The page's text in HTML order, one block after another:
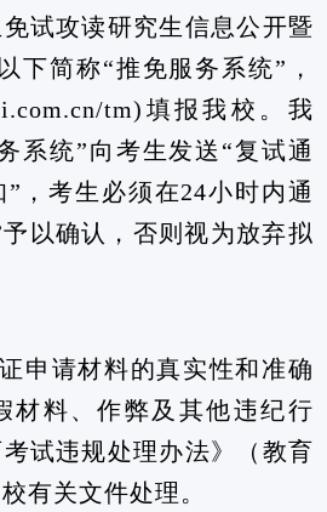
试攻读研究生信息公开暨
下简称“推免服务系统”，
tm) 填报我校。我
系统”向考生发送“复试通
，考生必须在24小时内通
以确认，否则视为放弃拟
申请材料的真实性和准确
材料、作弊及其他违纪行
试违规处理办法》（教育
有关文件处理。